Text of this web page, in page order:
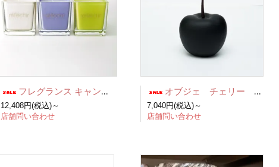
フレグランス キャンドル（3個セット）
12,408円(税込)～
店舗問い合わせ
オブジェ チェリー (cherry matt black)
7,040円(税込)～
店舗問い合わせ